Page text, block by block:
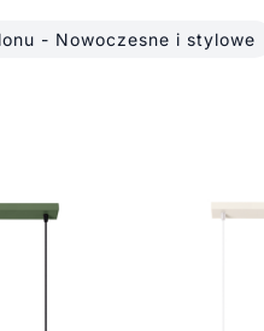
- Nowoczesne i stylowe